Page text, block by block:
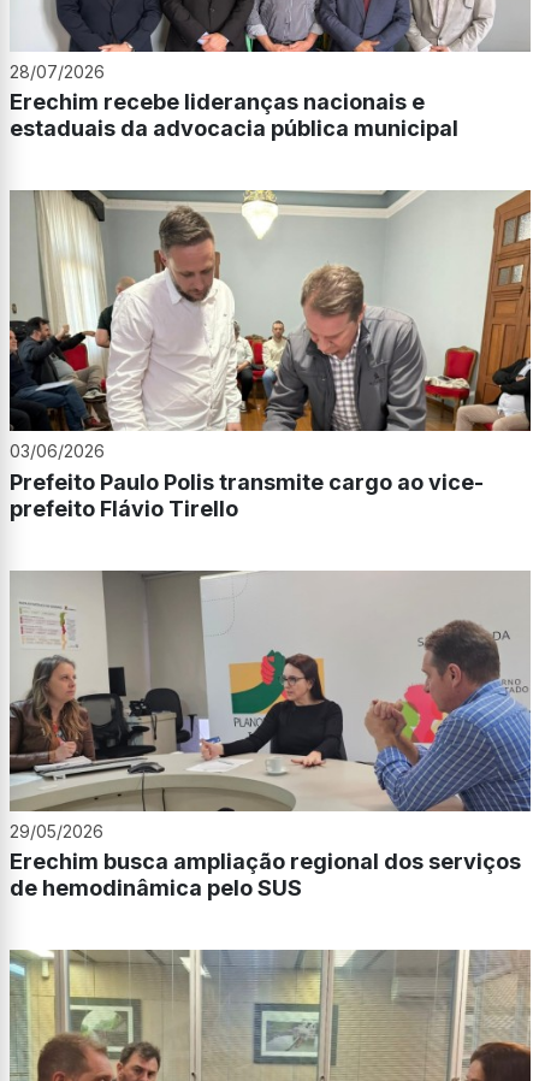
28/07/2026
Erechim recebe lideranças nacionais e
estaduais da advocacia pública municipal
03/06/2026
Prefeito Paulo Polis transmite cargo ao vice-
prefeito Flávio Tirello
29/05/2026
Erechim busca ampliação regional dos serviços
de hemodinâmica pelo SUS